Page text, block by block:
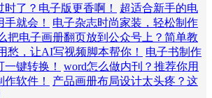
了？电子版更香啊！
超适合新手的电
就会！
电子杂志时尚家装，轻松制作
把电子画册翻页放到公众号上？简单教
愁，让AI写视频脚本帮你！
电子书制作
键转换！
word怎么做内刊？推荐你用
软件！
产品画册布局设计太头疼？这